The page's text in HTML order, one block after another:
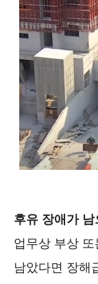
후유 장애가
업무상 부상
남았다면 장해